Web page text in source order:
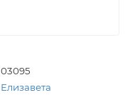
03095
Елизавета